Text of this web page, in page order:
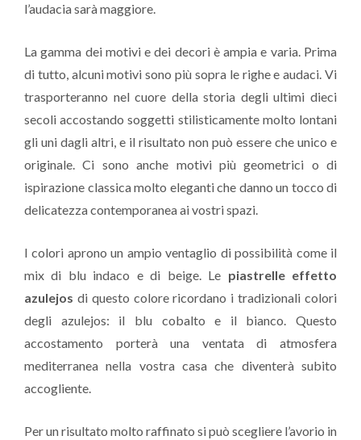
l’audacia sarà maggiore.
La gamma dei motivi e dei decori è ampia e varia. Prima
di tutto, alcuni motivi sono più sopra le righe e audaci. Vi
trasporteranno nel cuore della storia degli ultimi dieci
secoli accostando soggetti stilisticamente molto lontani
gli uni dagli altri, e il risultato non può essere che unico e
originale. Ci sono anche motivi più geometrici o di
ispirazione classica molto eleganti che danno un tocco di
delicatezza contemporanea ai vostri spazi.
I colori aprono un ampio ventaglio di possibilità come il
mix di blu indaco e di beige. Le piastrelle effetto
azulejos di questo colore ricordano i tradizionali colori
degli azulejos: il blu cobalto e il bianco. Questo
accostamento porterà una ventata di atmosfera
mediterranea nella vostra casa che diventerà subito
accogliente.
Per un risultato molto raffinato si può scegliere l’avorio in